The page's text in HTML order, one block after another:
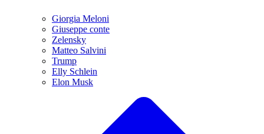
Giorgia Meloni
Giuseppe conte
Zelensky
Matteo Salvini
Trump
Elly Schlein
Elon Musk